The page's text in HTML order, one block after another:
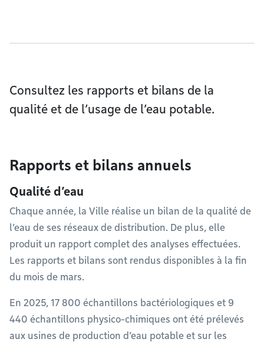
Consultez les rapports et bilans de la
qualité et de l’usage de l’eau potable.
Rapports et bilans annuels
Qualité d’eau
Chaque année, la Ville réalise un bilan de la qualité de
l’eau de ses réseaux de distribution. De plus, elle
produit un rapport complet des analyses effectuées.
Les rapports et bilans sont rendus disponibles à la fin
du mois de mars.
En 2025, 17 800 échantillons bactériologiques et 9
440 échantillons physico-chimiques ont été prélevés
aux usines de production d’eau potable et sur les